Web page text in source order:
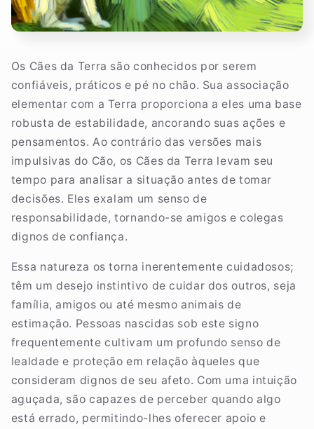
Os Cães da Terra são conhecidos por serem
confiáveis, práticos e pé no chão. Sua associação
elementar com a Terra proporciona a eles uma base
robusta de estabilidade, ancorando suas ações e
pensamentos. Ao contrário das versões mais
impulsivas do Cão, os Cães da Terra levam seu
tempo para analisar a situação antes de tomar
decisões. Eles exalam um senso de
responsabilidade, tornando-se amigos e colegas
dignos de confiança.
Essa natureza os torna inerentemente cuidadosos;
têm um desejo instintivo de cuidar dos outros, seja
família, amigos ou até mesmo animais de
estimação. Pessoas nascidas sob este signo
frequentemente cultivam um profundo senso de
lealdade e proteção em relação àqueles que
consideram dignos de seu afeto. Com uma intuição
aguçada, são capazes de perceber quando algo
está errado, permitindo-lhes oferecer apoio e